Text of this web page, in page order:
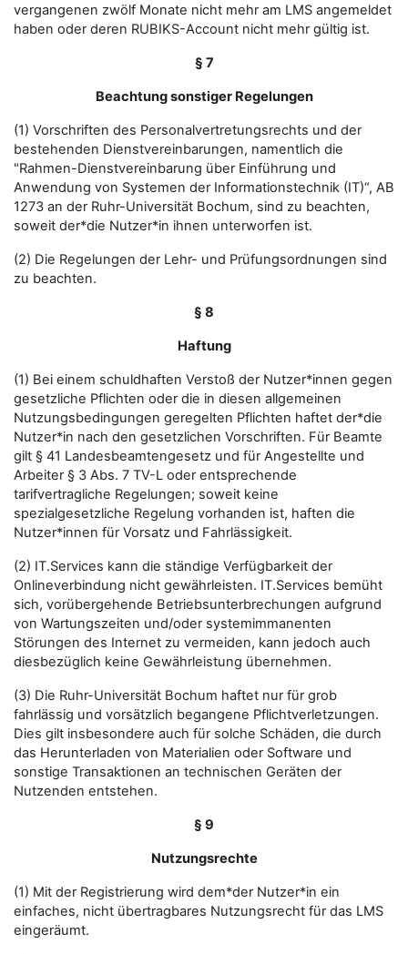
vergangenen zwölf Monate nicht mehr am LMS angemeldet
haben oder deren RUBIKS-Account nicht mehr gültig ist.
§ 7
Beachtung sonstiger Regelungen
(1) Vorschriften des Personalvertretungsrechts und der
bestehenden Dienstvereinbarungen, namentlich die
"Rahmen-Dienstvereinbarung über Einführung und
Anwendung von Systemen der Informationstechnik (IT)“, AB
1273 an der Ruhr-Universität Bochum, sind zu beachten,
soweit der*die Nutzer*in ihnen unterworfen ist.
(2) Die Regelungen der Lehr- und Prüfungsordnungen sind
zu beachten.
§ 8
Haftung
(1) Bei einem schuldhaften Verstoß der Nutzer*innen gegen
gesetzliche Pflichten oder die in diesen allgemeinen
Nutzungsbedingungen geregelten Pflichten haftet der*die
Nutzer*in nach den gesetzlichen Vorschriften. Für Beamte
gilt § 41 Landesbeamtengesetz und für Angestellte und
Arbeiter § 3 Abs. 7 TV-L oder entsprechende
tarifvertragliche Regelungen; soweit keine
spezialgesetzliche Regelung vorhanden ist, haften die
Nutzer*innen für Vorsatz und Fahrlässigkeit.
(2) IT.Services kann die ständige Verfügbarkeit der
Onlineverbindung nicht gewährleisten. IT.Services bemüht
sich, vorübergehende Betriebsunterbrechungen aufgrund
von Wartungszeiten und/oder systemimmanenten
Störungen des Internet zu vermeiden, kann jedoch auch
diesbezüglich keine Gewährleistung übernehmen.
(3) Die Ruhr-Universität Bochum haftet nur für grob
fahrlässig und vorsätzlich begangene Pflichtverletzungen.
Dies gilt insbesondere auch für solche Schäden, die durch
das Herunterladen von Materialien oder Software und
sonstige Transaktionen an technischen Geräten der
Nutzenden entstehen.
§ 9
Nutzungsrechte
(1) Mit der Registrierung wird dem*der Nutzer*in ein
einfaches, nicht übertragbares Nutzungsrecht für das LMS
eingeräumt.